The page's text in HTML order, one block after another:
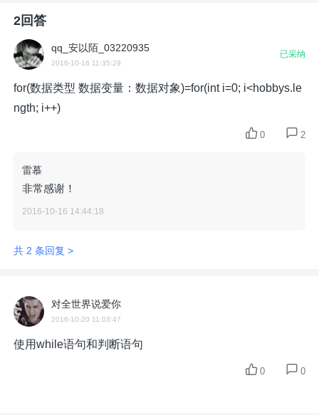
2回答
qq_安以陌_03220935
2016-10-16 11:35:29
已采纳
for(数据类型数据变量 ：数据对象)=for(int i=0; i<hobbys.le
ngth; i++)
2
0
雷慕
非常感谢！
2016-10-16 14:44:18
共 2 条回复 >
对全世界说爱你
2016-10-20 11:03:47
使用while语句和判断语句
0
0